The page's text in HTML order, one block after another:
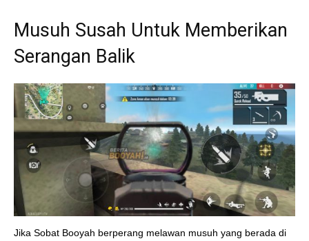
Musuh Susah Untuk Memberikan
Serangan Balik
Jika Sobat Booyah berperang melawan musuh yang berada di